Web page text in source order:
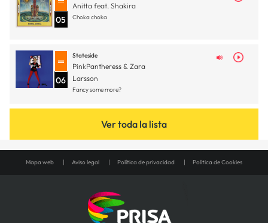
05
Anitta feat. Shakira
Choka choka
06
Stateside
PinkPantheress & Zara
Larsson
Fancy some more?
Ver toda la lista
Mapa web Aviso legal Política de privacidad Política de Cookies